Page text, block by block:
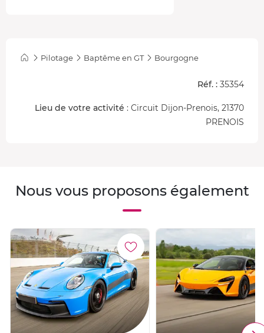
Pilotage Baptême en GT Bourgogne
Réf. : 35354
Lieu de votre activité : Circuit Dijon-Prenois, 21370
PRENOIS
Nous vous proposons également